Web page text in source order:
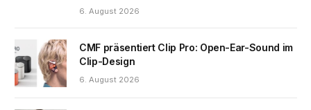
6. August 2026
CMF präsentiert Clip Pro: Open-Ear-Sound im
Clip-Design
6. August 2026